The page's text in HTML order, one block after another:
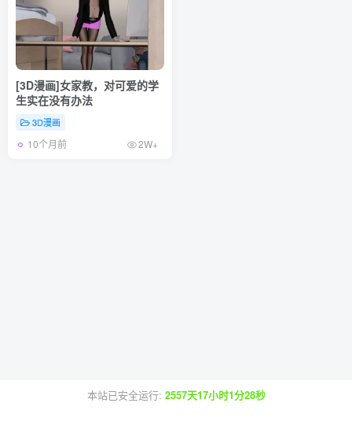
[3D漫画]女家教，对可爱的学
生实在没有办法
3D漫画
10个月前 2W+
本站已安全运行: 2557天17小时1分28秒